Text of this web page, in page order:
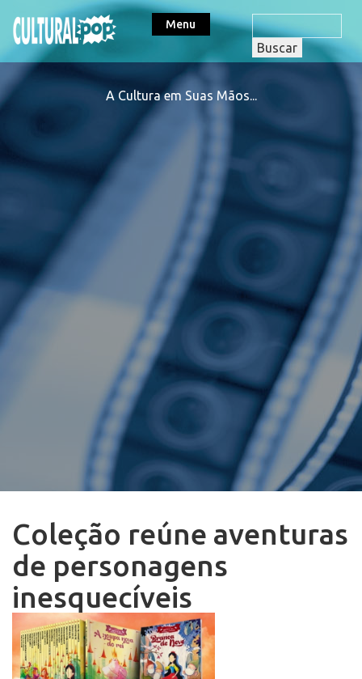
Menu
A Cultura em Suas Mãos...
Coleção reúne aventuras
de personagens
inesquecíveis